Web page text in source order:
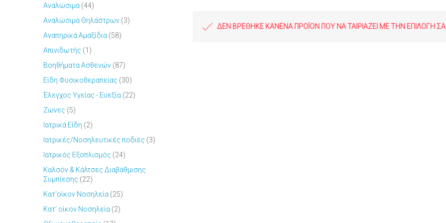
ΔΕΝ ΒΡΈΘΗΚΕ ΚΑΝΈΝΑ ΠΡΟΪΌΝ ΠΟΥ ΝΑ ΤΑΙΡΙΆΖΕΙ ΜΕ ΤΗΝ ΕΠΙΛΟΓΉ
Αναλώσιμα (44)
Αναλώσιμα Θηλάστρων (3)
Αναπηρικά Αμαξίδια (58)
Απινιδωτής (1)
Βοηθήματα Ασθενών (87)
Είδη Φυσικοθεραπείας (30)
Έλεγχος Υγείας - Ευεξία (22)
Ζώνες (5)
Ιατρικά Είδη (2)
Ιατρικές/Νοσηλευτικές ποδιές (3)
Ιατρικός Εξοπλισμός (24)
Καλσόν & Κάλτσες Διαβάθμισης
Συμπίεσης (22)
Κατ'οίκον Νοσηλεία (25)
Κατ’ οίκον Νοσηλεία (2)